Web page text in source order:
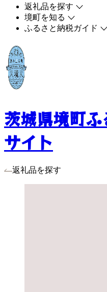
返礼品を探す
境町を知る
ふるさと納税ガイド
茨城県境町
サイト
返礼品を探す